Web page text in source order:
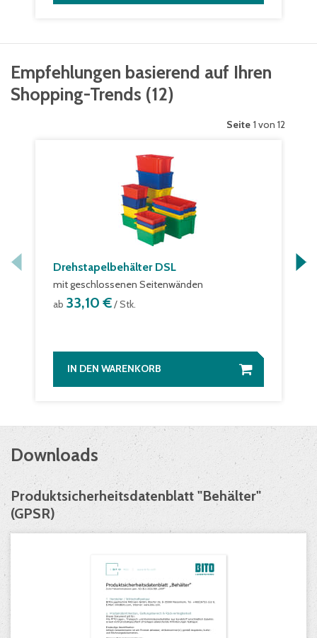
Empfehlungen basierend auf Ihren
Shopping-Trends (12)
Seite 1 von 12
Drehstapelbehälter DSL
mit geschlossenen Seitenwänden
ab 33,10 €/ Stk.
IN DEN WARENKORB
Downloads
Produktsicherheitsdatenblatt "Behälter"
(GPSR)